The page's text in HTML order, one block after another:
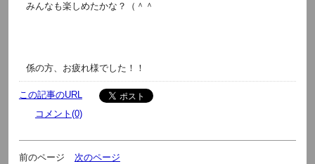
みんなも楽しめたかな？（＾＾
係の方、お疲れ様でした！！
この記事のURL
コメント(0)
前のページ
次のページ